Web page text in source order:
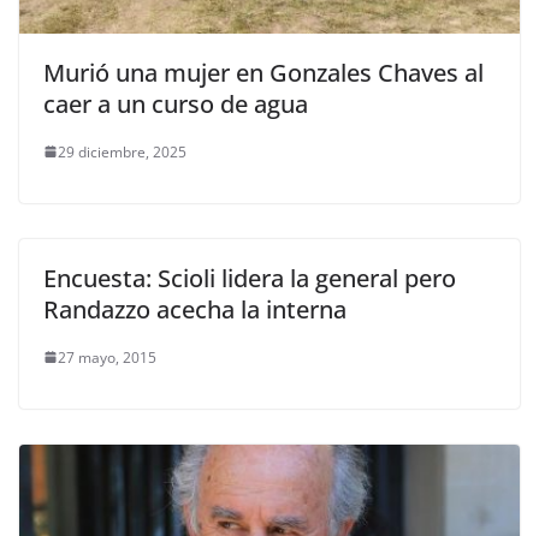
Murió una mujer en Gonzales Chaves al
caer a un curso de agua
29 diciembre, 2025
Encuesta: Scioli lidera la general pero
Randazzo acecha la interna
27 mayo, 2015